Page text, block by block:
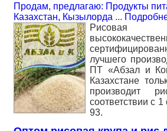
Продам, предлагаю: Продукты
Казахстан, Кызылорда ...
лучшего
ПТ «Абзал и
Казахстане
производит
соответствии с
93.